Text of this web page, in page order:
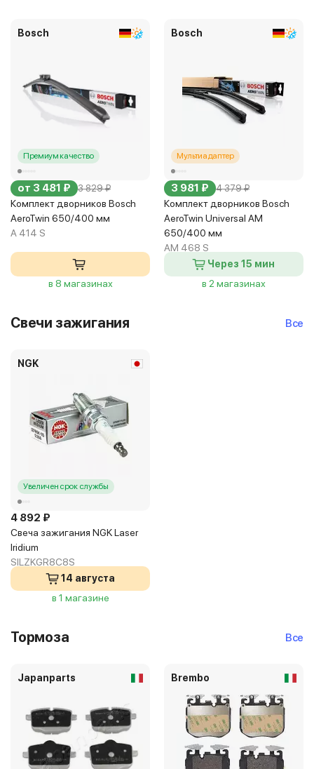
Bosch
Премиум качество
от 3 481 ₽ 3 829 ₽
Комплект дворников Bosch
AeroTwin 650/400 мм
A 414 S
в 8 магазинах
Bosch
Мультиадаптер
3 981 ₽ 4 379 ₽
Комплект дворников Bosch
AeroTwin Universal AM
650/400 мм
AM 468 S
Через 15 мин
в 2 магазинах
Свечи зажигания Все
NGK
Увеличен срок службы
4 892 ₽
Свеча зажигания NGK Laser
Iridium
SILZKGR8C8S
14 августа
в 1 магазине
Тормоза Все
Japanparts Brembo